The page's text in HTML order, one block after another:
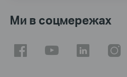
Ми в соцмережах